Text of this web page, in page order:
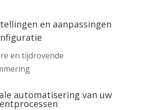
en aanpassingen
en tijdrovende
automatisering van uw